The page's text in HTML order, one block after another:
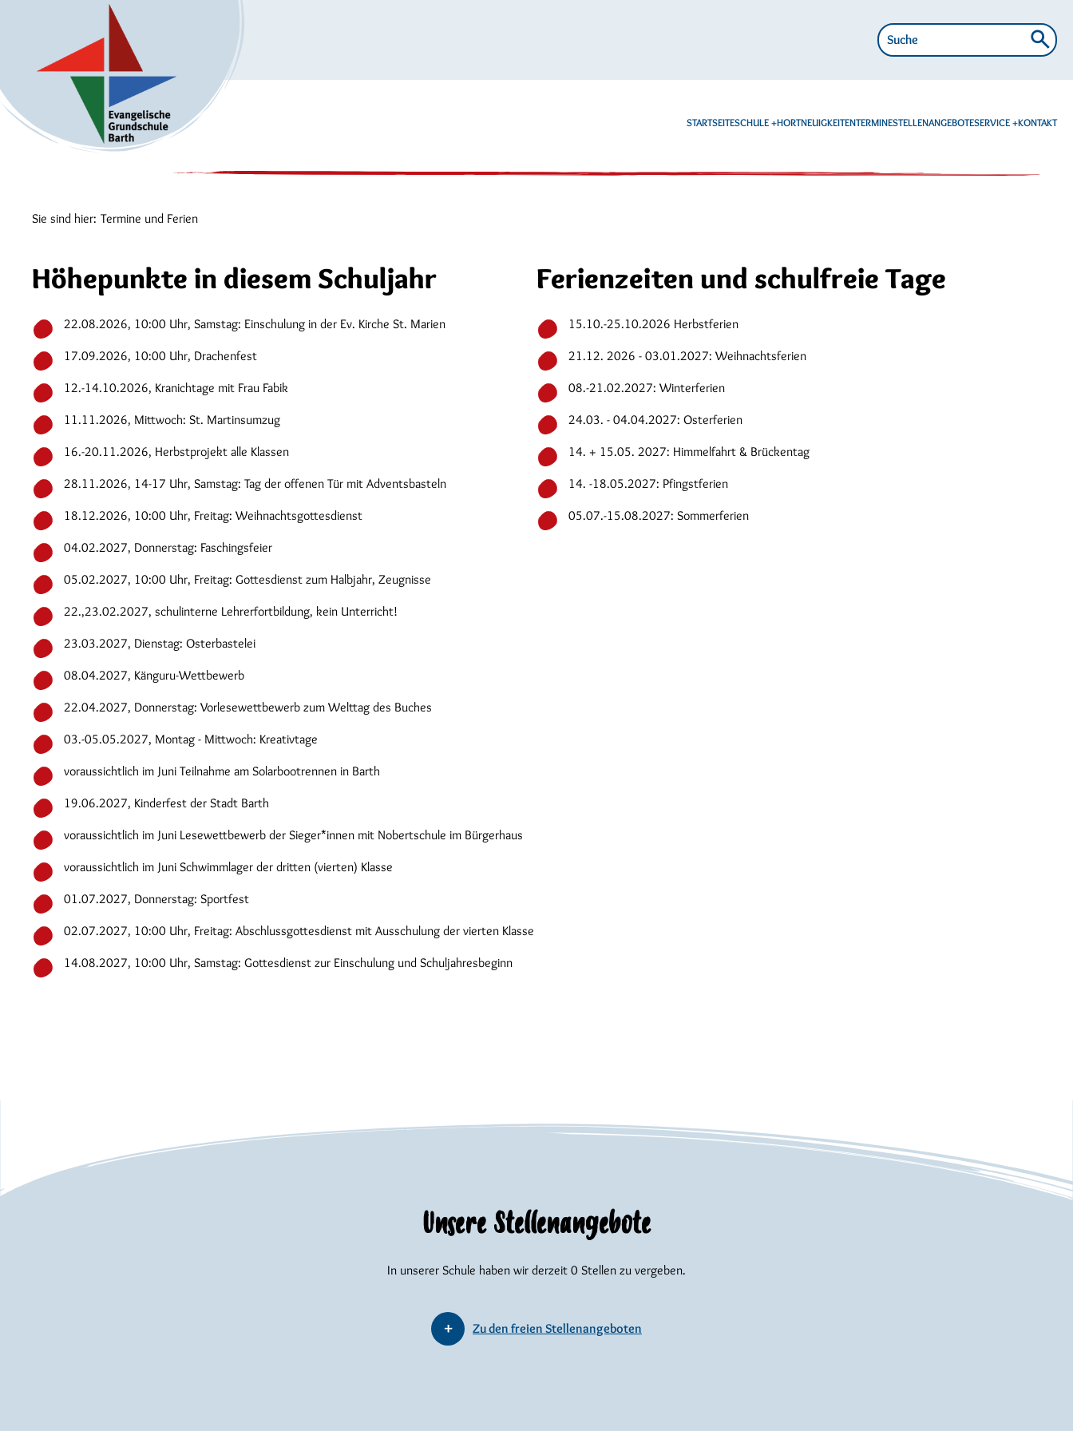
Suche
nach:
STARTSEITESCHULE HORTNEUIGKEITENTERMINESTELLENANGEBOTESERVICE KONTAKT
Sie sind hier: Termine und Ferien
Höhepunkte in diesem Schuljahr Ferienzeiten und schulfreie Tage
22.08.2026, 10:00 Uhr, Samstag: Einschulung in der Ev. Kirche St. Marien
17.09.2026, 10:00 Uhr, Drachenfest
12.-14.10.2026, Kranichtage mit Frau Fabik
11.11.2026, Mittwoch: St. Martinsumzug
16.-20.11.2026, Herbstprojekt alle Klassen
28.11.2026, 14-17 Uhr, Samstag: Tag der offenen Tür mit Adventsbasteln
18.12.2026, 10:00 Uhr, Freitag: Weihnachtsgottesdienst
04.02.2027, Donnerstag: Faschingsfeier
05.02.2027, 10:00 Uhr, Freitag: Gottesdienst zum Halbjahr, Zeugnisse
22.,23.02.2027, schulinterne Lehrerfortbildung, kein Unterricht!
23.03.2027, Dienstag: Osterbastelei
08.04.2027, Känguru-Wettbewerb
22.04.2027, Donnerstag: Vorlesewettbewerb zum Welttag des Buches
03.-05.05.2027, Montag - Mittwoch: Kreativtage
voraussichtlich im Juni Teilnahme am Solarbootrennen in Barth
19.06.2027, Kinderfest der Stadt Barth
voraussichtlich im Juni Lesewettbewerb der Sieger*innen mit Nobertschule im Bürgerhaus
voraussichtlich im Juni Schwimmlager der dritten (vierten) Klasse
01.07.2027, Donnerstag: Sportfest
02.07.2027, 10:00 Uhr, Freitag: Abschlussgottesdienst mit Ausschulung der vierten Klasse
14.08.2027, 10:00 Uhr, Samstag: Gottesdienst zur Einschulung und Schuljahresbeginn
15.10.-25.10.2026 Herbstferien
21.12. 2026 - 03.01.2027: Weihnachtsferien
08.-21.02.2027: Winterferien
24.03. - 04.04.2027: Osterferien
14. + 15.05. 2027: Himmelfahrt & Brückentag
14. -18.05.2027: Pfingstferien
05.07.-15.08.2027: Sommerferien
Unsere Stellenangebote
In unserer Schule haben wir derzeit 0 Stellen zu vergeben.
Zu den freien Stellenangeboten